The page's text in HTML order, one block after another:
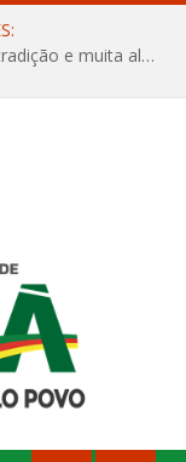
Afuá comemora 136 anos com orgulho, tradição e muita alegria na Quadra Dr. Nelson Salomão